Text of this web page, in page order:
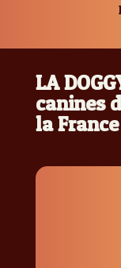
LA
canines
la France